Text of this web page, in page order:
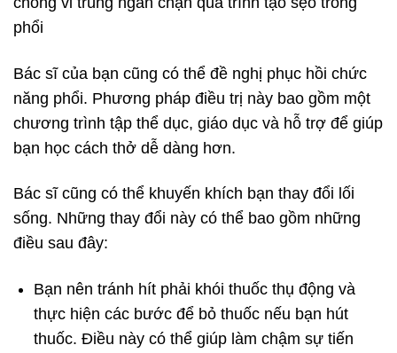
phổi
Bác sĩ của bạn cũng có thể đề nghị phục hồi chức
năng phổi. Phương pháp điều trị này bao gồm một
chương trình tập thể dục, giáo dục và hỗ trợ để giúp
bạn học cách thở dễ dàng hơn.
Bác sĩ cũng có thể khuyến khích bạn thay đổi lối
sống. Những thay đổi này có thể bao gồm những
điều sau đây:
Bạn nên tránh hít phải khói thuốc thụ động và
thực hiện các bước để bỏ thuốc nếu bạn hút
thuốc. Điều này có thể giúp làm chậm sự tiến